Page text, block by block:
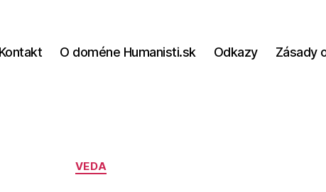
Kontakt O doméne Humanisti.sk Odkazy Zásady
Kategórie
VEDA